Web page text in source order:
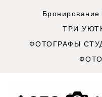
ТРИ
ФОТОГРАФЫ